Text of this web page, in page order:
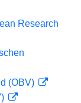
Research
(OBV)